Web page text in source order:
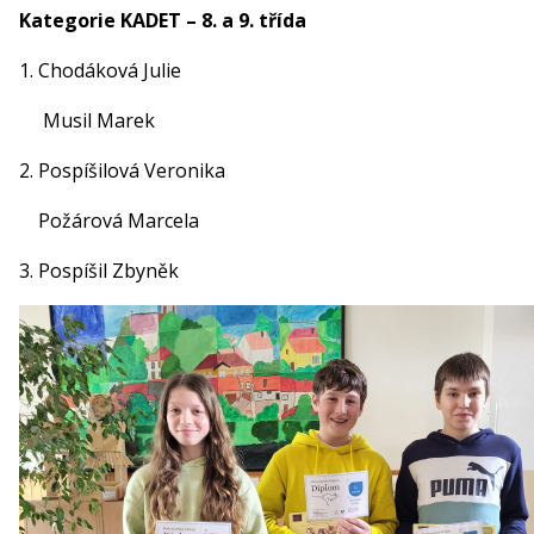
Kategorie KADET – 8. a 9. třída
1. Chodáková Julie
Musil Marek
2. Pospíšilová Veronika
Požárová Marcela
3. Pospíšil Zbyněk